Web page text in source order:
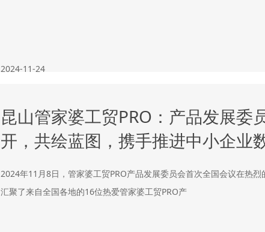
2024-11-24
昆山管家婆工贸PRO：产品发展委
开，共绘蓝图，携手推进中小企业
2024年11月8日，管家婆工贸PRO产品发展委员会首次全国会议在热烈
汇聚了来自全国各地的16位热爱管家婆工贸PRO产